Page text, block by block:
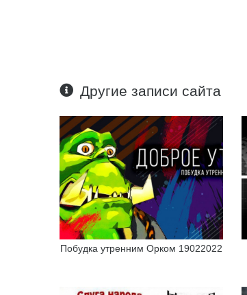
Другие записи сайта
Побудка утренним Орком 19022022